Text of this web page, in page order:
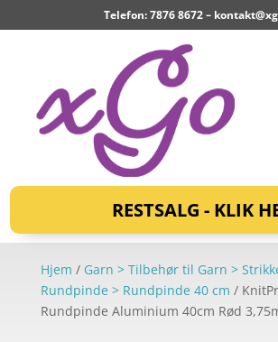
Telefon: 7876 8672 –
RESTSALG - KLIK
Hjem / Garn > Tilbehør til Garn >
Rundpinde > Rundpinde 40 cm /
Rundpinde Aluminium 40cm Rød